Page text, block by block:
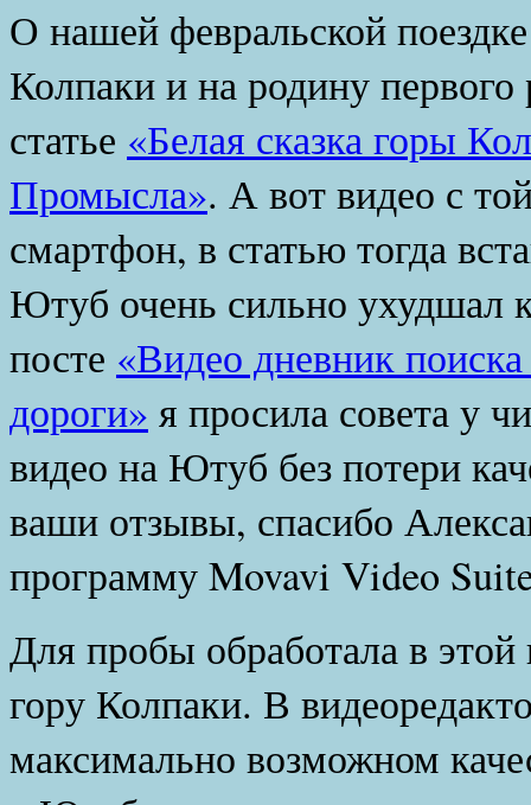
О нашей февральской
Колпаки и на родину первого
статье «Белая сказка горы
Промысла». А вот видео с
смартфон, в статью тогда
Ютуб очень сильно ухудшал
посте «Видео дневник
дороги» я просила совета у
видео на Ютуб без потери
ваши отзывы, спасибо
программу Movavi Video
Для пробы обработала в
гору Колпаки. В
максимально возможном